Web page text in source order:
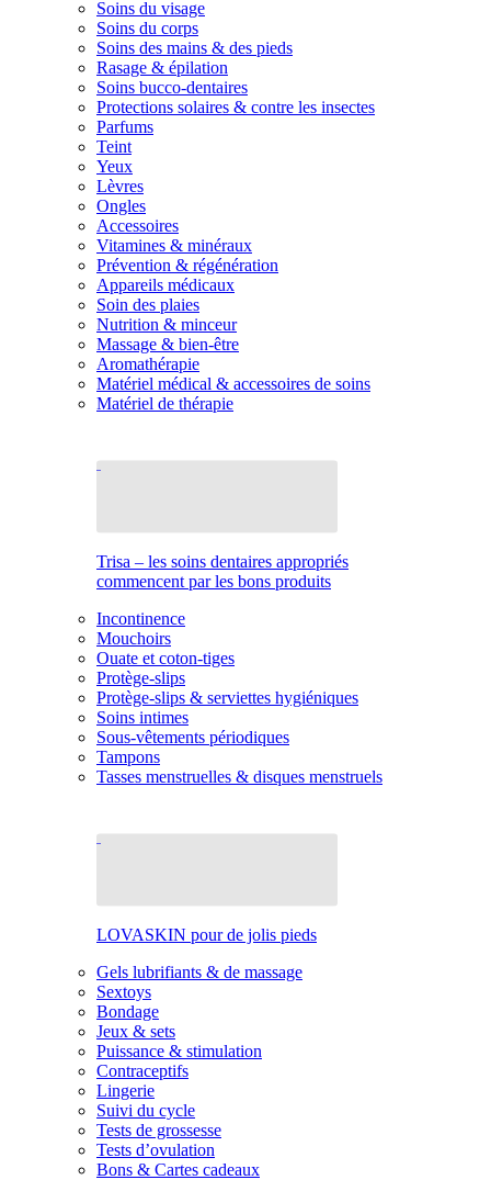
Soins du visage
Soins du corps
Soins des mains & des pieds
Rasage & épilation
Soins bucco-dentaires
Protections solaires & contre les insectes
Parfums
Teint
Yeux
Lèvres
Ongles
Accessoires
Vitamines & minéraux
Prévention & régénération
Appareils médicaux
Soin des plaies
Nutrition & minceur
Massage & bien-être
Aromathérapie
Matériel médical & accessoires de soins
Matériel de thérapie
Trisa – les soins dentaires appropriés
commencent par les bons produits
Incontinence
Mouchoirs
Ouate et coton-tiges
Protège-slips
Protège-slips & serviettes hygiéniques
Soins intimes
Sous-vêtements périodiques
Tampons
Tasses menstruelles & disques menstruels
LOVASKIN pour de jolis pieds
Gels lubrifiants & de massage
Sextoys
Bondage
Jeux & sets
Puissance & stimulation
Contraceptifs
Lingerie
Suivi du cycle
Tests de grossesse
Tests d’ovulation
Bons & Cartes cadeaux